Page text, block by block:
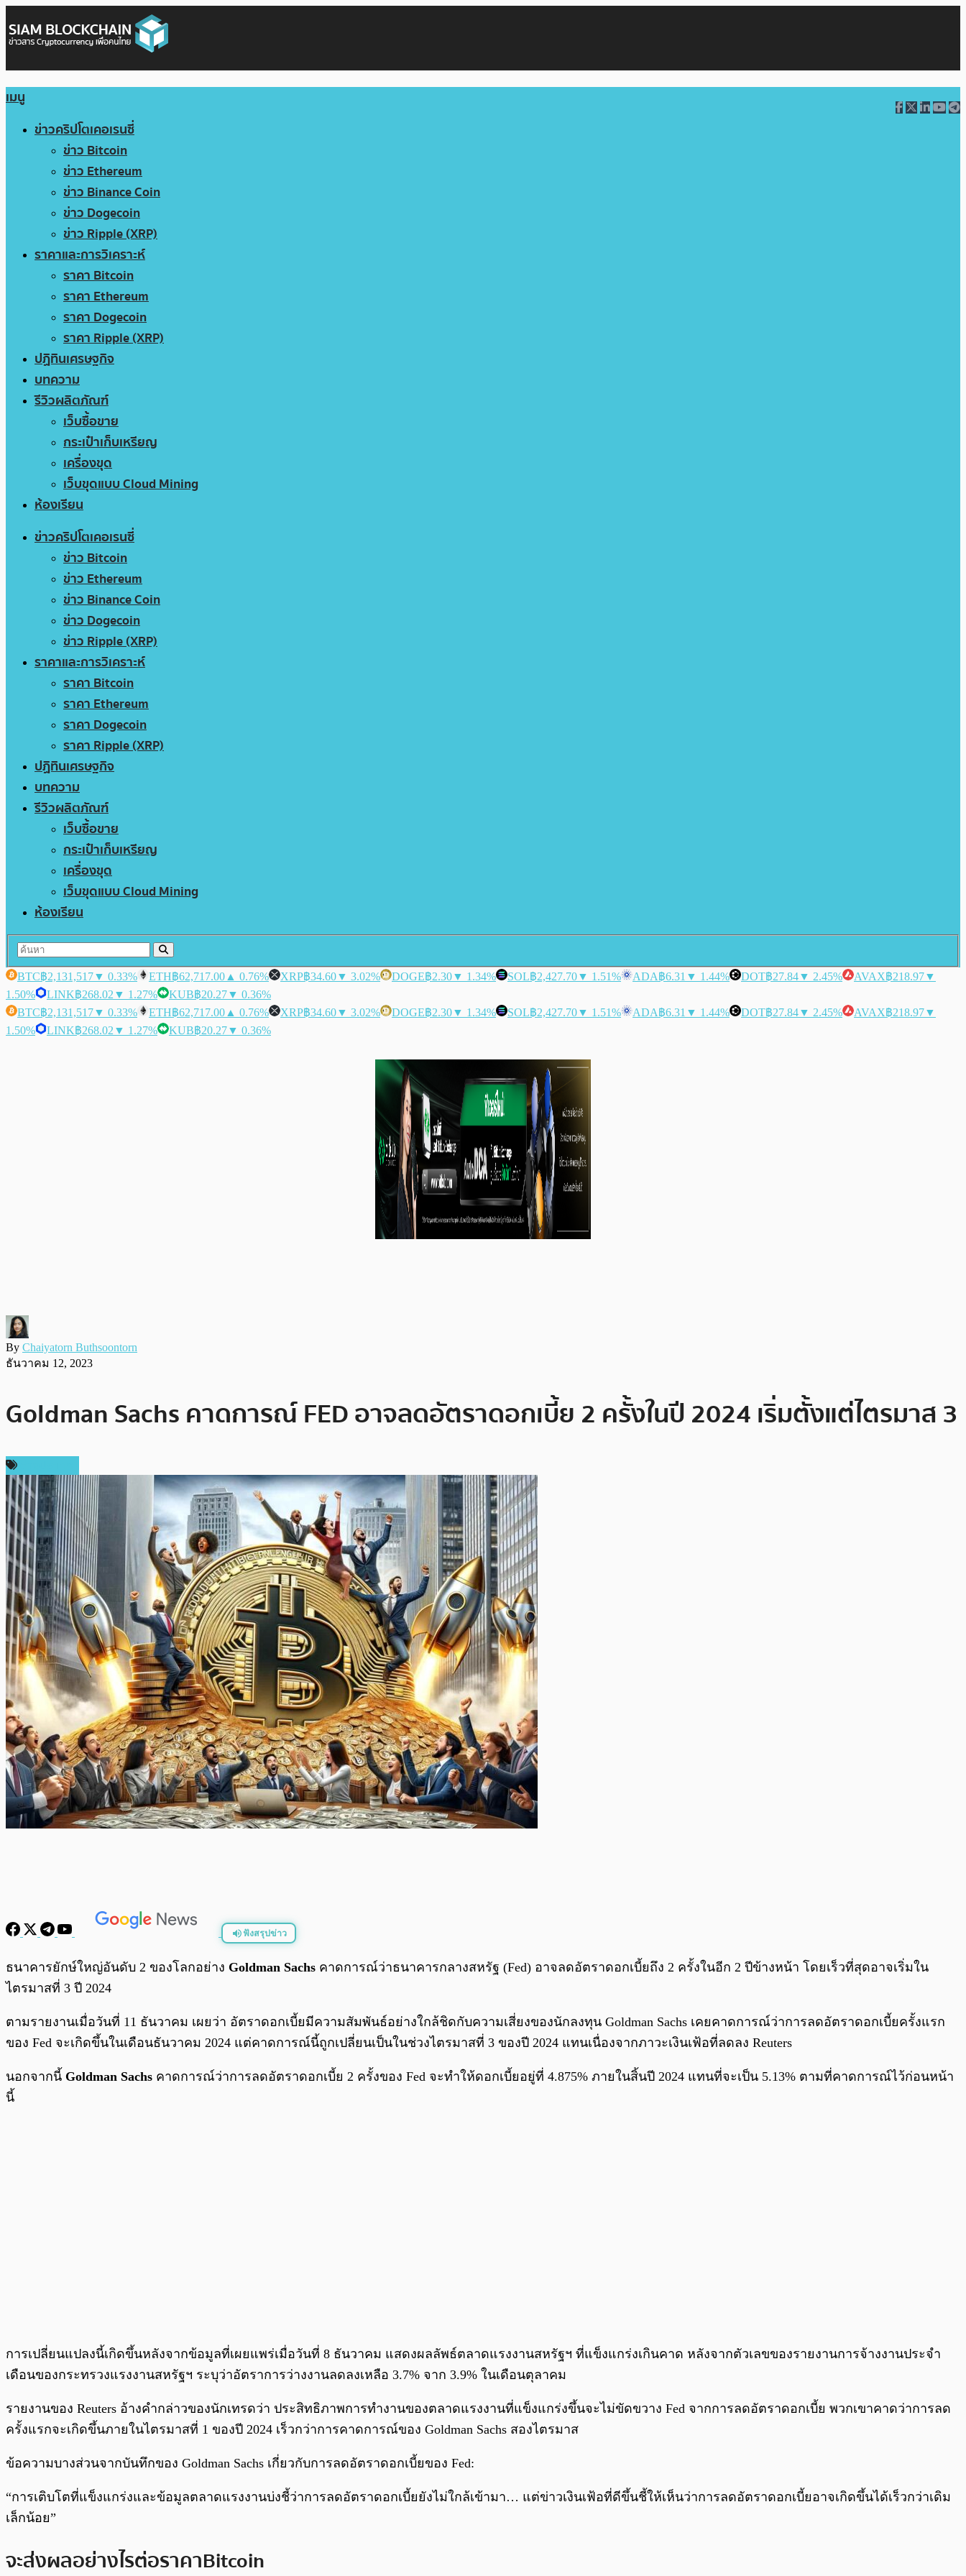
เมนู
ข่าวคริปโตเคอเรนซี่
ข่าว Bitcoin
ข่าว Ethereum
ข่าว Binance Coin
ข่าว Dogecoin
ข่าว Ripple (XRP)
ราคาและการวิเคราะห์
ราคา Bitcoin
ราคา Ethereum
ราคา Dogecoin
ราคา Ripple (XRP)
ปฏิทินเศรษฐกิจ
บทความ
รีวิวผลิตภัณฑ์
เว็บซื้อขาย
กระเป๋าเก็บเหรียญ
เครื่องขุด
เว็บขุดแบบ Cloud Mining
ห้องเรียน
ข่าวคริปโตเคอเรนซี่
ข่าว Bitcoin
ข่าว Ethereum
ข่าว Binance Coin
ข่าว Dogecoin
ข่าว Ripple (XRP)
ราคาและการวิเคราะห์
ราคา Bitcoin
ราคา Ethereum
ราคา Dogecoin
ราคา Ripple (XRP)
ปฏิทินเศรษฐกิจ
บทความ
รีวิวผลิตภัณฑ์
เว็บซื้อขาย
กระเป๋าเก็บเหรียญ
เครื่องขุด
เว็บขุดแบบ Cloud Mining
ห้องเรียน
BTC฿2,131,517▼ 0.33% ETH฿62,717.00 ▲ 0.76% XRP฿34.60▼ 3.02% DOGE฿2.30▼ 1.34% SOL฿2,427.70▼ 1.51% ADA฿6.31 ▼ 1.44% DOT฿27.84▼ 2.45% AVAX฿218.97▼
1.50%
LINK฿268.02 ▼ 1.27% KUB฿20.27▼ 0.36%
BTC฿2,131,517▼ 0.33% ETH฿62,717.00 ▲ 0.76% XRP฿34.60▼ 3.02% DOGE฿2.30▼ 1.34% SOL฿2,427.70▼ 1.51% ADA฿6.31 ▼ 1.44% DOT฿27.84▼ 2.45% AVAX฿218.97▼
1.50%
LINK฿268.02 ▼ 1.27% KUB฿20.27▼ 0.36%
By Chaiyatorn Buthsoontorn
ธันวาคม 12, 2023
Goldman Sachs คาดการณ์ FED อาจลดอัตราดอกเบี้ย 2 ครั้งในปี 2024 เริ่มตั้งแต่ไตรมาส 3
ฟังสรุปข่าว
พร้อมเล่น 0:00
ธนาคารยักษ์ใหญ่อันดับ 2 ของโลกอย่าง Goldman Sachs คาดการณ์ว่าธนาคารกลางสหรัฐ (Fed) อาจลดอัตราดอกเบี้ยถึง 2 ครั้งในอีก 2 ปีข้างหน้า โดยเร็วที่สุดอาจเริ่มใน
ไตรมาสที่ 3 ปี 2024
ตามรายงานเมื่อวันที่ 11 ธันวาคม เผยว่า อัตราดอกเบี้ยมีความสัมพันธ์อย่างใกล้ชิดกับความเสี่ยงของนักลงทุน Goldman Sachs เคยคาดการณ์ว่าการลดอัตราดอกเบี้ยครั้งแรก
ของ Fed จะเกิดขึ้นในเดือนธันวาคม 2024 แต่คาดการณ์นี้ถูกเปลี่ยนเป็นในช่วงไตรมาสที่ 3 ของปี 2024 แทนเนื่องจากภาวะเงินเฟ้อที่ลดลง Reuters
นอกจากนี้ Goldman Sachs คาดการณ์ว่าการลดอัตราดอกเบี้ย 2 ครั้งของ Fed จะทำให้ดอกเบี้ยอยู่ที่ 4.875% ภายในสิ้นปี 2024 แทนที่จะเป็น 5.13% ตามที่คาดการณ์ไว้ก่อนหน้า
นี้
การเปลี่ยนแปลงนี้เกิดขึ้นหลังจากข้อมูลที่เผยแพร่เมื่อวันที่ 8 ธันวาคม แสดงผลลัพธ์ตลาดแรงงานสหรัฐฯ ที่แข็งแกร่งเกินคาด หลังจากตัวเลขของรายงานการจ้างงานประจำ
เดือนของกระทรวงแรงงานสหรัฐฯ ระบุว่าอัตราการว่างงานลดลงเหลือ 3.7% จาก 3.9% ในเดือนตุลาคม
รายงานของ Reuters อ้างคำกล่าวของนักเทรดว่า ประสิทธิภาพการทำงานของตลาดแรงงานที่แข็งแกร่งขึ้นจะไม่ขัดขวาง Fed จากการลดอัตราดอกเบี้ย พวกเขาคาดว่าการลด
ครั้งแรกจะเกิดขึ้นภายในไตรมาสที่ 1 ของปี 2024 เร็วกว่าการคาดการณ์ของ Goldman Sachs สองไตรมาส
ข้อความบางส่วนจากบันทึกของ Goldman Sachs เกี่ยวกับการลดอัตราดอกเบี้ยของ Fed:
“การเติบโตที่แข็งแกร่งและข้อมูลตลาดแรงงานบ่งชี้ว่าการลดอัตราดอกเบี้ยยังไม่ใกล้เข้ามา… แต่ข่าวเงินเฟ้อที่ดีขึ้นชี้ให้เห็นว่าการลดอัตราดอกเบี้ยอาจเกิดขึ้นได้เร็วกว่าเดิม
เล็กน้อย”
จะส่งผลอย่างไรต่อราคา Bitcoin